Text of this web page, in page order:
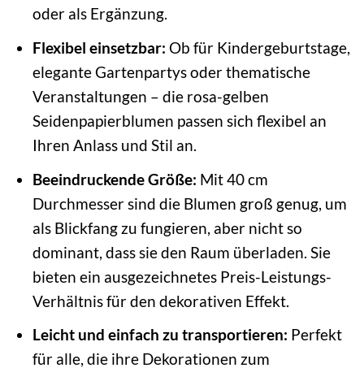
oder als Ergänzung.
Flexibel einsetzbar: Ob für Kindergeburtstage,
elegante Gartenpartys oder thematische
Veranstaltungen – die rosa-gelben
Seidenpapierblumen passen sich flexibel an
Ihren Anlass und Stil an.
Beeindruckende Größe: Mit 40 cm
Durchmesser sind die Blumen groß genug, um
als Blickfang zu fungieren, aber nicht so
dominant, dass sie den Raum überladen. Sie
bieten ein ausgezeichnetes Preis-Leistungs-
Verhältnis für den dekorativen Effekt.
Leicht und einfach zu transportieren: Perfekt
für alle, die ihre Dekorationen zum